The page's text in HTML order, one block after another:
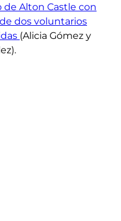
Alton Castle con
dos voluntarios
(Alicia Gómez y